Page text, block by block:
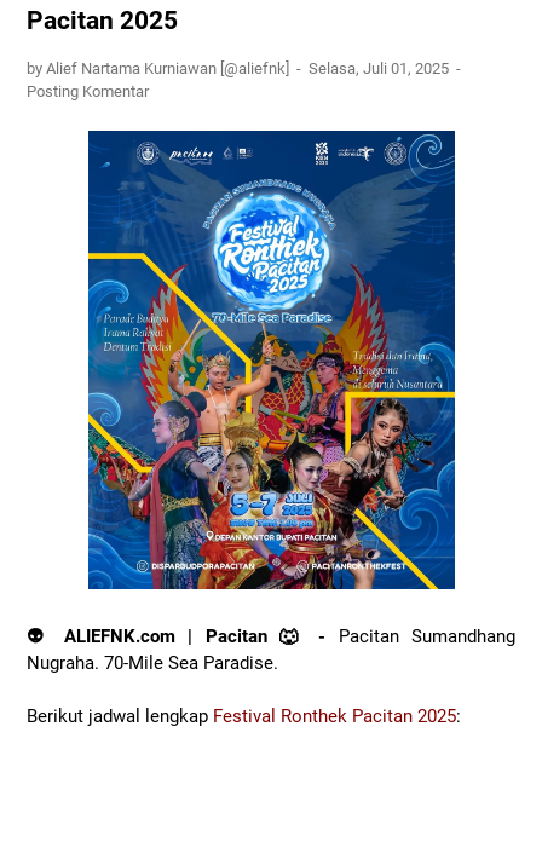
Pacitan 2025
by Alief Nartama Kurniawan [@aliefnk]
Selasa, Juli 01, 2025
Posting Komentar
👽 ALIEFNK.com | Pacitan 🐺 - Pacitan Sumandhang
Nugraha. 70-Mile Sea Paradise.
Berikut jadwal lengkap Festival Ronthek Pacitan 2025: